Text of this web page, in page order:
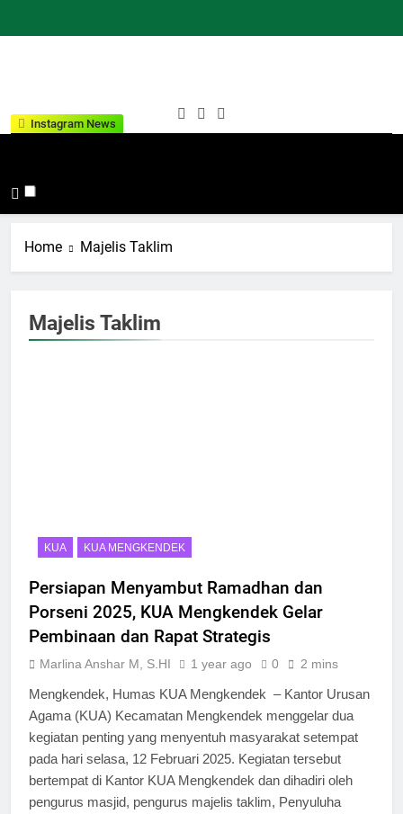
Instagram News
Agama
Tana Toraja
Indonesia Hebat Bersama
Home Majelis Taklim
Majelis Taklim
KUA KUA MENGKENDEK
Persiapan Menyambut Ramadhan dan
Porseni 2025, KUA Mengkendek Gelar
Pembinaan dan Rapat Strategis
Marlina Anshar M, S.HI 1 year ago 0 2 mins
Mengkendek, Humas KUA Mengkendek – Kantor Urusan
Agama (KUA) Kecamatan Mengkendek menggelar dua
kegiatan penting yang menyentuh masyarakat setempat
pada hari selasa, 12 Februari 2025. Kegiatan tersebut
bertempat di Kantor KUA Mengkendek dan dihadiri oleh
pengurus masjid, pengurus majelis taklim, Penyuluha